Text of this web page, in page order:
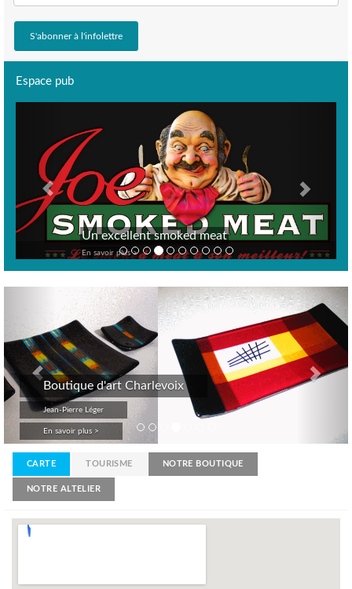
Espace pub
Un excellent smoked meat
En savoir plus >
Boutique d'art Charlevoix
Jean-Pierre Léger
En savoir plus >
Previous
CARTE TOURISME NOTRE BOUTIQUE
NOTRE ALTELIER